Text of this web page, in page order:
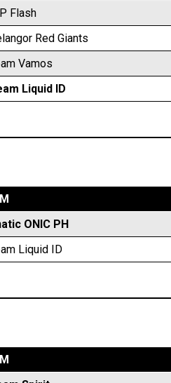
Flash
Red Giants
Vamos
Liquid ID
ONIC PH
Liquid ID